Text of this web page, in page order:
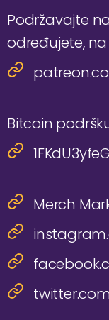
Podržavajte
određujete,
Bitcoin
Merch